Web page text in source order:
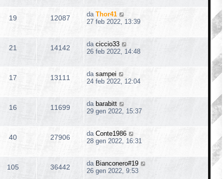
19 12087 da Thor41
27 feb 2022, 13:39
21 14142 da ciccio33
26 feb 2022, 14:48
17 13111 da sampei
24 feb 2022, 12:04
16 11699 da barabitt
29 gen 2022, 15:37
40 27906 da Conte1986
28 gen 2022, 16:31
105 36442 da Bianconero#19
26 gen 2022, 9:53